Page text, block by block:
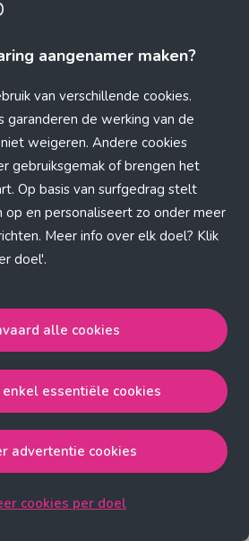
aangenamer maken?
van verschillende cookies.
garanderen de werking van de
weigeren. Andere cookies
gebruiksgemak of brengen het
Op basis van surfgedrag stelt
op en personaliseert zo onder meer
Meer info over elk doel? Klik
doel'.
gaat akkoord met de strict
functionele en advertentie
cookies.
cookiesgaat akkoord met de strict
alle cookies
essentiële cookies
advertentie cookies
cookies per doel
exception has occurred (see the